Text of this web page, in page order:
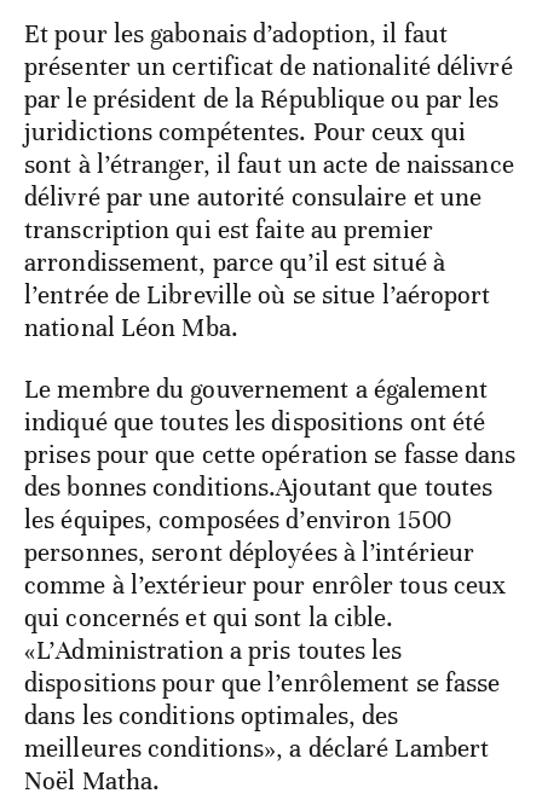
Et pour les gabonais d’adoption, il faut
présenter un certificat de nationalité délivré
par le président de la République ou par les
juridictions compétentes. Pour ceux qui
sont à l’étranger, il faut un acte de naissance
délivré par une autorité consulaire et une
transcription qui est faite au premier
arrondissement, parce qu’il est situé à
l’entrée de Libreville où se situe l’aéroport
national Léon Mba.
Le membre du gouvernement a également
indiqué que toutes les dispositions ont été
prises pour que cette opération se fasse dans
des bonnes conditions.Ajoutant que toutes
les équipes, composées d’environ 1500
personnes, seront déployées à l’intérieur
comme à l’extérieur pour enrôler tous ceux
qui concernés et qui sont la cible.
«L’Administration a pris toutes les
dispositions pour que l’enrôlement se fasse
dans les conditions optimales, des
meilleures conditions», a déclaré Lambert
Noël Matha.